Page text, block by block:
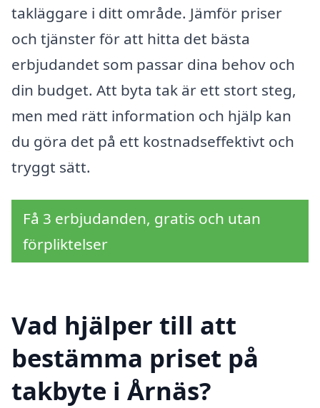
takläggare i ditt område. Jämför priser
och tjänster för att hitta det bästa
erbjudandet som passar dina behov och
din budget. Att byta tak är ett stort steg,
men med rätt information och hjälp kan
du göra det på ett kostnadseffektivt och
tryggt sätt.
Få 3 erbjudanden, gratis och utan
förpliktelser
Vad hjälper till att
bestämma priset på
takbyte i Årnäs?